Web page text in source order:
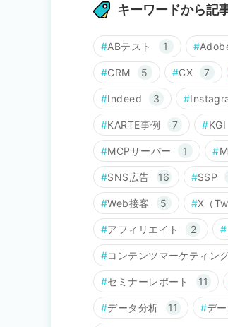
キーワードから記
ABテスト 1
CRM 5 CX 7
Indeed 3
KARTE事例 7 KGI
MCPサーバー 1
SNS広告 16 SSP
Web接客 5 X（
アフィリエイト 2
コンテンツマーケティン
セミナーレポート 11
データ分析 11 デ